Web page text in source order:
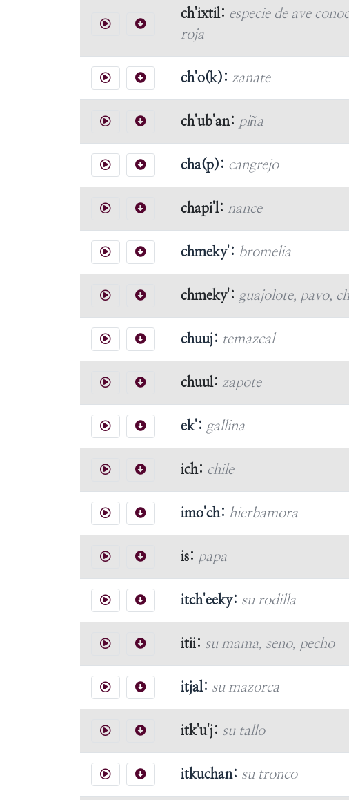
ch'ixtil: especie de ave
roja
ch'o(k): zanate
ch'ub'an: piña
cha(p): cangrejo
chapi'l: nance
chmeky': bromelia
chmeky': guajolote, pavo,
chuuj: temazcal
chuul: zapote
ek': gallina
ich: chile
imo'ch: hierbamora
is: papa
itch'eeky: su rodilla
itii: su mama, seno, pecho
itjal: su mazorca
itk'u'j: su tallo
itkuchan: su tronco